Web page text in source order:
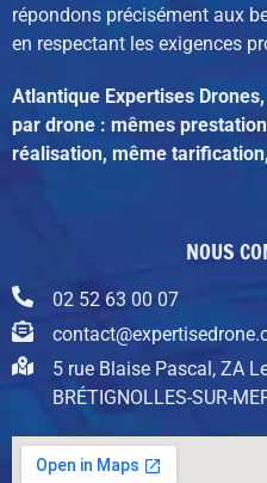
répondons précisément aux
en respectant les exigences
Atlantique Expertises
par drone : mêmes
réalisation, même
NOUS
02 52 63 00 07
5 rue Blaise Pascal, ZA
BRÉTIGNOLLES-SUR-